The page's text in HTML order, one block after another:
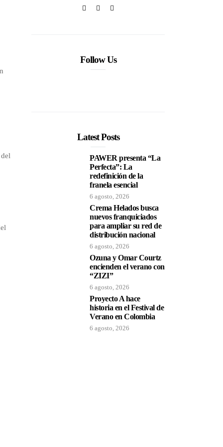
Follow Us
Latest Posts
PAWER presenta “La
Perfecta”: La
redefinición de la
franela esencial
6 agosto, 2026
Crema Helados busca
nuevos franquiciados
para ampliar su red de
distribución nacional
6 agosto, 2026
Ozuna y Omar Courtz
encienden el verano con
“ZIZI”
6 agosto, 2026
Proyecto A hace
historia en el Festival de
Verano en Colombia
6 agosto, 2026